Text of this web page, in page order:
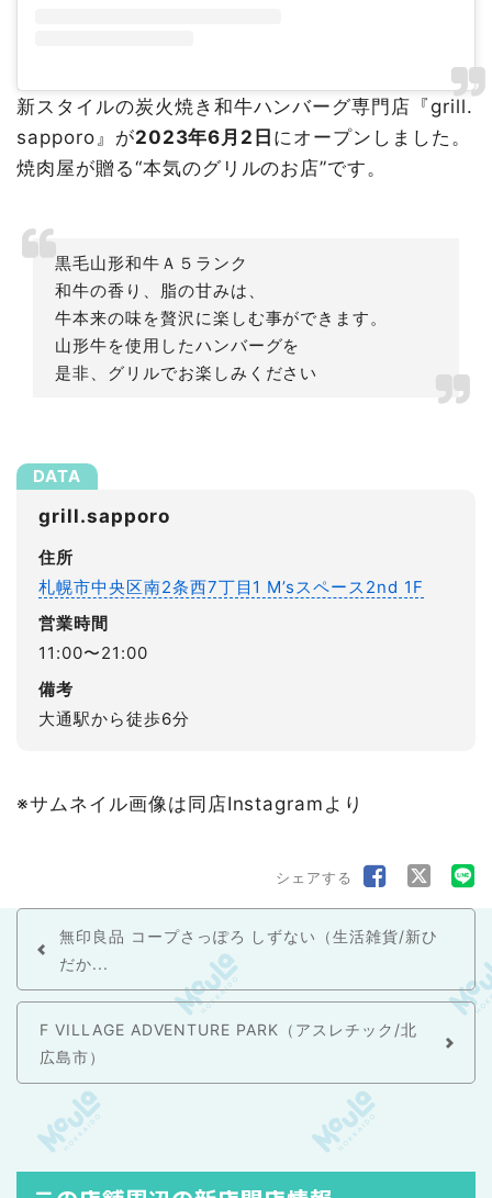
新スタイルの炭火焼き和牛ハンバーグ専門店『grill.
sapporo』が2023年6月2日 にオープンしました。
焼肉屋が贈る“本気のグリルのお店”です。
黒毛山形和牛Ａ５ランク
和牛の香り、脂の甘みは、
牛本来の味を贅沢に楽しむ事ができます。
山形牛を使用したハンバーグを
是非、グリルでお楽しみください
grill.sapporo
住所
札幌市中央区南2条西7丁目1 M’sスペース2nd 1F
営業時間
11:00〜21:00
備考
大通駅から徒歩6分
※サムネイル画像は同店Instagramより
シェアする
無印良品 コープさっぽろ しずない（生活雑貨/新ひ
だか...
F VILLAGE ADVENTURE PARK（アスレチック/北
広島市）